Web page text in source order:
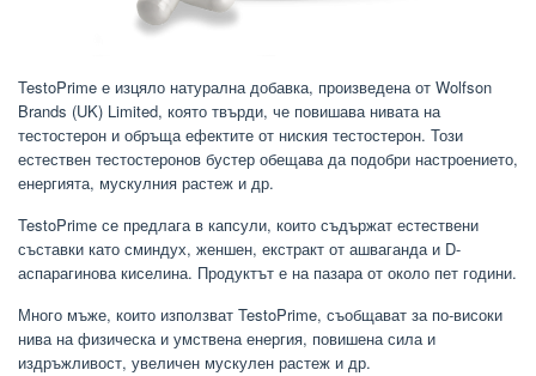
TestoPrime е изцяло натурална добавка, произведена от Wolfson
Brands (UK) Limited, която твърди, че повишава нивата на
тестостерон и обръща ефектите от ниския тестостерон. Този
естествен тестостеронов бустер обещава да подобри настроението,
енергията, мускулния растеж и др.
TestoPrime се предлага в капсули, които съдържат естествени
съставки като сминдух, женшен, екстракт от ашваганда и D-
аспарагинова киселина. Продуктът е на пазара от около пет години.
Много мъже, които използват TestoPrime, съобщават за по-високи
нива на физическа и умствена енергия, повишена сила и
издръжливост, увеличен мускулен растеж и др.